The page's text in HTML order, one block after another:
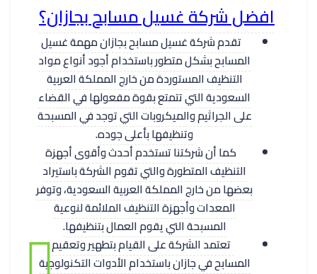
افضل شركة غسيل مسابح بجازان؟
تقدم شركة غسيل مسابح بجازان مهمة غسيل
المسابح بشكل متطور باستخدام أجود أنواع مواد
التنظيف المستوردة من خارج المملكة العربية
السعودية التي تتمتع بقوة مفعولها في القضاء
على الجراثيم والميكروبات التي توجد في المسبحة
وتنظيفها بأعلى جوده.
كما أن شركتنا تستخدم أحدث وأقوى أجهزة
التنظيف المتطورة والتي تقوم الشركة باستيراد
بعضها من خارج المملكة العربية السعودية، وتوفر
المعدات وأجهزة التنظيف الملائمة لنوعية
المسبحة التي يقوم العمال بتنظيفها.
تعتمد الشركة على القيام بتطهير وتعقيم
المسابح في جازان باستخدام الأدوات التكنولوجية